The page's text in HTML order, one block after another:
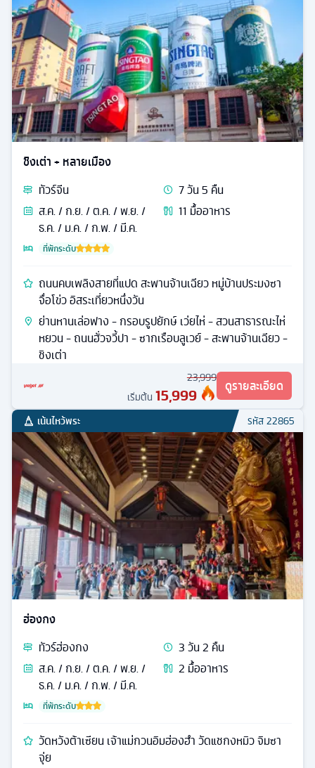
ชิงเต่า + หลายเมือง
ทัวร์จีน 7วัน5 คืน
ส.ค. / ก.ย. / ต.ค. / พ.ย. /
ธ.ค. / ม.ค. / ก.พ. / มี.ค.
11 มื้ออาหาร
ที่พักระดับ
ถนนคบเพลิงสายที่แปด สะพานจ้านเฉียว หมู่บ้านประมงซา
จื่อโข่ว อิสระเที่ยวหนึ่งวัน
ย่านหานเล่อฟาง - กรอบรูปยักษ์ เว่ยไห่ - สวนสาธารณะไห่
หยวน - ถนนฮั่วจวี้ปา - ซากเรือบลูเวย์ - สะพานจ้านเฉียว -
ชิงเต่า
23,999
เริ่มต้น 15,999 ดูรายละเอียด
เน้นไหว้พระ รหัส22865
ฮ่องกง
ทัวร์ฮ่องกง 3วัน2 คืน
ส.ค. / ก.ย. / ต.ค. / พ.ย. /
ธ.ค. / ม.ค. / ก.พ. / มี.ค.
2 มื้ออาหาร
ที่พักระดับ
วัดหวังต้าเซียน เจ้าแม่กวนอิมฮ่องฮำ วัดแชกงหมิว จิมซา
จุ่ย